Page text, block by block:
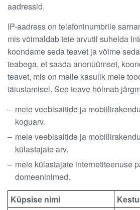
aadressid.
IP-aadress on telefoninumbrile
mis võimaldab teie arvutil suhelda
koondame seda teavet ja võime
teabega, et saada anonüümset,
teavet, mis on meile kasulik meie
täiustamisel. See teave hõlmab
meie veebisaitide ja
koguarv.
meie veebisaitide ja
külastajate arv.
meie külastajate internetiteenuse
domeeninimed.
Küpsise nimi